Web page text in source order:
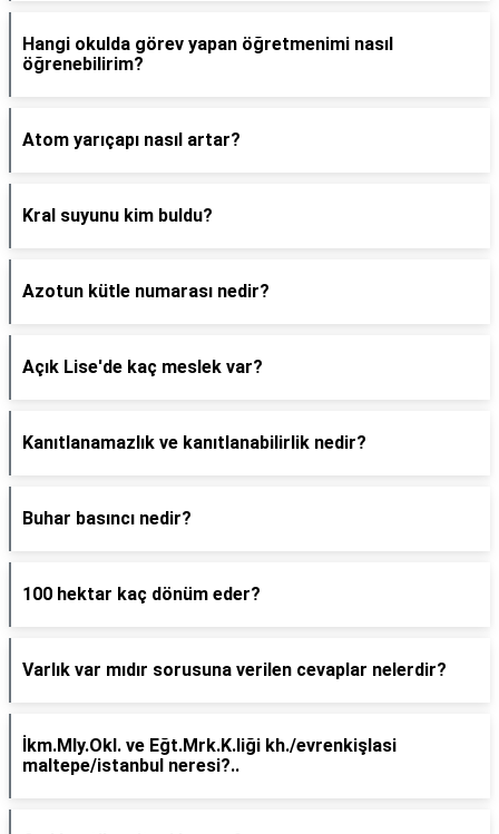
Hangi okulda görev yapan öğretmenimi nasıl
öğrenebilirim?
Atom yarıçapı nasıl artar?
Kral suyunu kim buldu?
Azotun kütle numarası nedir?
Açık Lise'de kaç meslek var?
Kanıtlanamazlık ve kanıtlanabilirlik nedir?
Buhar basıncı nedir?
100 hektar kaç dönüm eder?
Varlık var mıdır sorusuna verilen cevaplar nelerdir?
İkm.Mly.Okl. ve Eğt.Mrk.K.liği kh./evrenkişlasi
maltepe/istanbul neresi?..